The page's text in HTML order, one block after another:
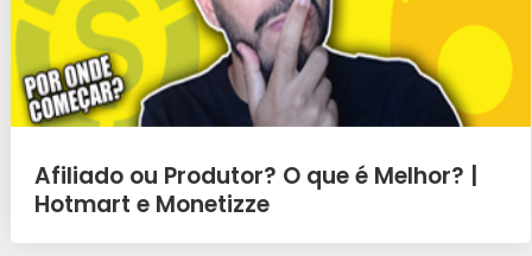
Afiliado ou Produtor? O que é Melhor? |
Hotmart e Monetizze